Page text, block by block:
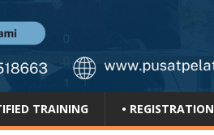
TRAINING • REGISTRATION